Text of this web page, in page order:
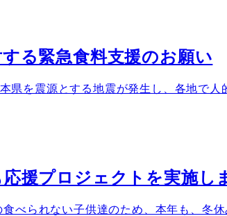
る緊急食料支援のお願い
県を震源とする地震が発生し、各地で
援プロジェクトを実施し
食べられない子供達のため、本年も、冬